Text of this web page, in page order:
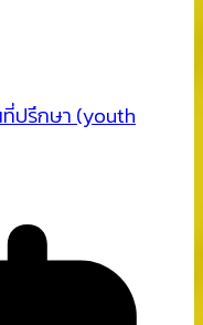
ปรึกษา (youth